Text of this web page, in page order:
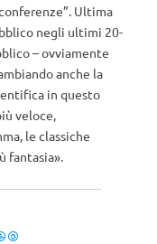
Ultima
negli ultimi 20-
– ovviamente
anche la
in questo
veloce,
le classiche
fantasia».